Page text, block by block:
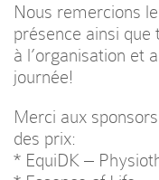
Nous remercions
présence ainsi que
à l’organisation et
journée!
Merci aux
des prix:
* EquiDK –